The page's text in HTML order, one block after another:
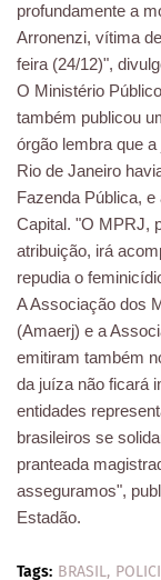
profundamente a
Arronenzi, vítima
feira (24/12)",
O Ministério
também publicou
órgão lembra que
Rio de Janeiro
Fazenda Pública,
Capital. "O MPRJ,
atribuição, irá
repudia o
A Associação dos
(Amaerj) e a
emitiram também
da juíza não ficará
entidades
brasileiros se
pranteada
asseguramos",
Estadão.
Tags: BRASIL